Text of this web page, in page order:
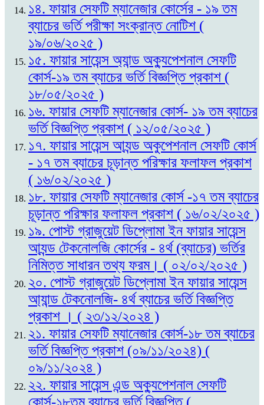
১৪. ফায়ার সেফটি ম্যানেজার কোর্সের - ১৯ তম
ব্যাচের ভর্তি পরীক্ষা সংক্রান্ত নোটিশ (
১৯/০৬/২০২৫ )
১৫. ফায়ার সায়েন্স অ্যান্ড অক্যুপেশনাল সেফটি
কোর্স-১৯ তম ব্যাচের ভর্তি বিজ্ঞপ্তি প্রকাশ (
১৮/০৫/২০২৫ )
১৬. ফায়ার সেফটি ম্যানেজার কোর্স- ১৯ তম ব্যাচের
ভর্তি বিজ্ঞপ্তি প্রকাশ ( ১২/০৫/২০২৫ )
১৭. ফায়ার সায়েন্স আ্যন্ড অকুপেশনাল সেফটি কোর্স
- ১৭ তম ব্যাচের চূড়ান্ত পরিক্ষার ফলাফল প্রকাশ
( ১৬/০২/২০২৫ )
১৮. ফায়ার সেফটি ম্যানেজার কোর্স -১৭ তম ব্যাচের
চূড়ান্ত পরিক্ষার ফলাফল প্রকাশ ( ১৬/০২/২০২৫ )
১৯. পোস্ট গ্রাজুয়েট ডিপ্লোমা ইন ফায়ার সায়েন্স
আ্যন্ড টেকনোলজি কোর্সের - ৪র্থ (ব্যাচের) ভর্তির
নিমিত্ত সাধারন তথ্য ফরম। ( ০২/০২/২০২৫ )
২০. পোস্ট গ্রাজুয়েট ডিপ্লোমা ইন ফায়ার সায়েন্স
আ্যান্ড টেকনোলজি- ৪র্থ ব্যাচের ভর্তি বিজ্ঞপ্তি
প্রকাশ । ( ২৩/১২/২০২৪ )
২১. ফায়ার সেফটি ম্যানেজার কোর্স-১৮ তম ব্যাচের
ভর্তি বিজ্ঞপ্তি প্রকাশ (০৯/১১/২০২৪) (
০৯/১১/২০২৪ )
২২. ফায়ার সায়েন্স এন্ড অক্যুপেশনাল সেফটি